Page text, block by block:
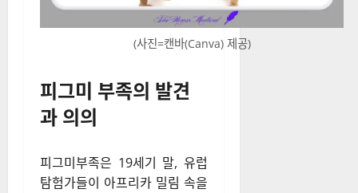
(사진=캔바(Canva) 제공)
피그미 부족의 발견
과 의의
피그미부족은 19세기 말, 유럽
탐험가들이 아프리카 밀림 속을